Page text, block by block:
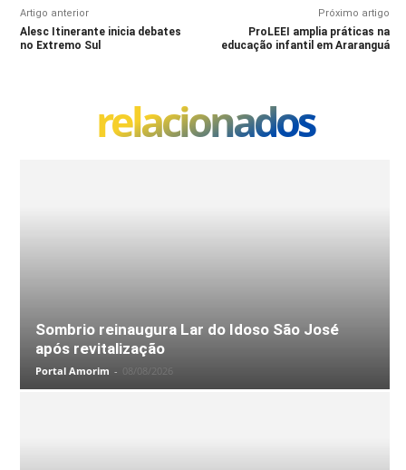
Artigo anterior
Alesc Itinerante inicia debates
no Extremo Sul
Próximo artigo
ProLEEI amplia práticas na
educação infantil em Araranguá
relacionados
Sombrio reinaugura Lar do Idoso São José
após revitalização
Portal Amorim - 08/08/2026